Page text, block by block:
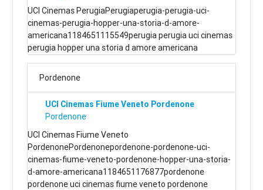
UCI Cinemas PerugiaPerugiaperugia-perugia-uci-
cinemas-perugia-hopper-una-storia-d-amore-
americana1184651115549perugia perugia uci cinemas
perugia hopper una storia d amore americana
Pordenone
UCI Cinemas Fiume Veneto Pordenone
Pordenone
UCI Cinemas Fiume Veneto
PordenonePordenonepordenone-pordenone-uci-
cinemas-fiume-veneto-pordenone-hopper-una-storia-
d-amore-americana1184651176877pordenone
pordenone uci cinemas fiume veneto pordenone